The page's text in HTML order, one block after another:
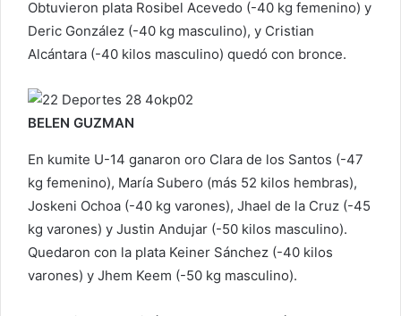
Obtuvieron plata Rosibel Acevedo (-40 kg femenino) y
Deric González (-40 kg masculino), y Cristian
Alcántara (-40 kilos masculino) quedó con bronce.
BELEN GUZMAN
En kumite U-14 ganaron oro Clara de los Santos (-47
kg femenino), María Subero (más 52 kilos hembras),
Joskeni Ochoa (-40 kg varones), Jhael de la Cruz (-45
kg varones) y Justin Andujar (-50 kilos masculino).
Quedaron con la plata Keiner Sánchez (-40 kilos
varones) y Jhem Keem (-50 kg masculino).